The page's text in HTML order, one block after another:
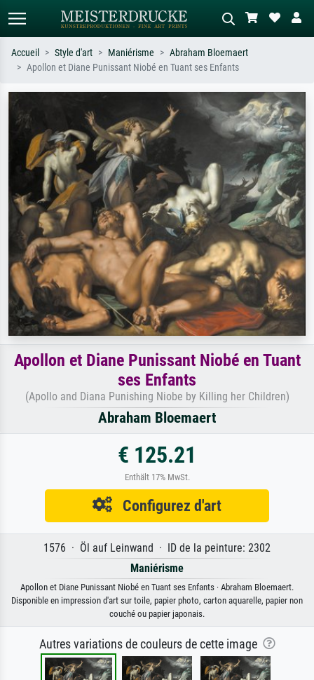
Recherchez par artiste, titre ou style –
ex. Monet, Nuit étoilée,
impressionnisme, vague de Hokusai,
nu.
Décrivez la scène – ex. prairie verte,
abstrait avec beaucoup de rouge,
tableau sombre, nu debout près d'un
arbre.
Accueil Style d'art Maniérisme
Abraham Bloemaert
Apollon et Diane Punissant Niobé en Tuant ses Enfants
Apollon et Diane Punissant Niobé en Tuant
ses Enfants
(Apollo and Diana Punishing Niobe by Killing her Children)
Abraham Bloemaert
€ 125.21
Enthält 17% MwSt.
Configurez d'art
1576 · Öl auf Leinwand · ID de la peinture: 2302
Maniérisme
Apollon et Diane Punissant Niobé en Tuant ses Enfants · Abraham Bloemaert.
Disponible en impression d'art sur toile, papier photo, carton aquarelle, papier non
couché ou papier japonais.
Autres variations de couleurs de cette image